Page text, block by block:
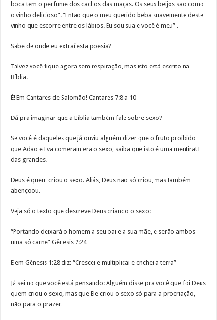
boca tem o perfume dos cachos das maças. Os seus beijos são como
o vinho delicioso”. “Então que o meu querido beba suavemente deste
vinho que escorre entre os lábios. Eu sou sua e você é meu” .
Sabe de onde eu extraí esta poesia?
Talvez você fique agora sem respiração, mas isto está escrito na
Bíblia.
É! Em Cantares de Salomão! Cantares 7:8 a 10
Dá pra imaginar que a Bíblia também fale sobre sexo?
Se você é daqueles que já ouviu alguém dizer que o fruto proibido
que Adão e Eva comeram era o sexo, saiba que isto é uma mentira! E
das grandes.
Deus é quem criou o sexo. Aliás, Deus não só criou, mas também
abençoou.
Veja só o texto que descreve Deus criando o sexo:
“Portando deixará o homem a seu pai e a sua mãe, e serão ambos
uma só carne” Gênesis 2:24
E em Gênesis 1:28 diz: “Crescei e multiplicai e enchei a terra”
Já sei no que você está pensando: Alguém disse pra você que foi Deus
quem criou o sexo, mas que Ele criou o sexo só para a procriação,
não para o prazer.